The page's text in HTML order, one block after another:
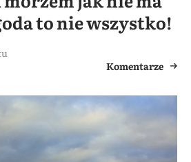
to nie wszystko!
Komentarze